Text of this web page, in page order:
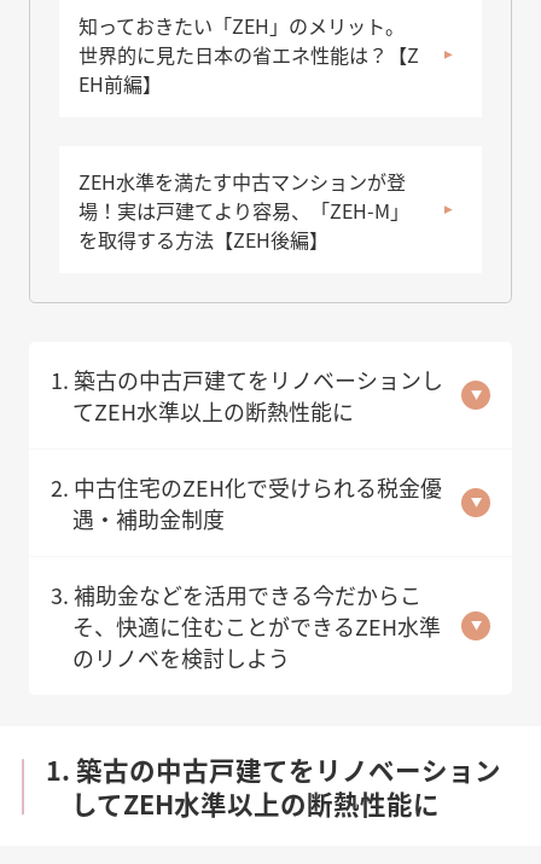
知っておきたい「ZEH」のメリット。
世界的に見た日本の省エネ性能は？【Z
EH前編】
ZEH水準を満たす中古マンションが登
場！実は戸建てより容易、「ZEH-M」
を取得する方法【ZEH後編】
1. 築古の中古戸建てをリノベーションし
てZEH水準以上の断熱性能に
2. 中古住宅のZEH化で受けられる税金優
遇・補助金制度
3. 補助金などを活用できる今だからこ
そ、快適に住むことができるZEH水準
のリノベを検討しよう
1. 築古の中古戸建てをリノベーション
してZEH水準以上の断熱性能に